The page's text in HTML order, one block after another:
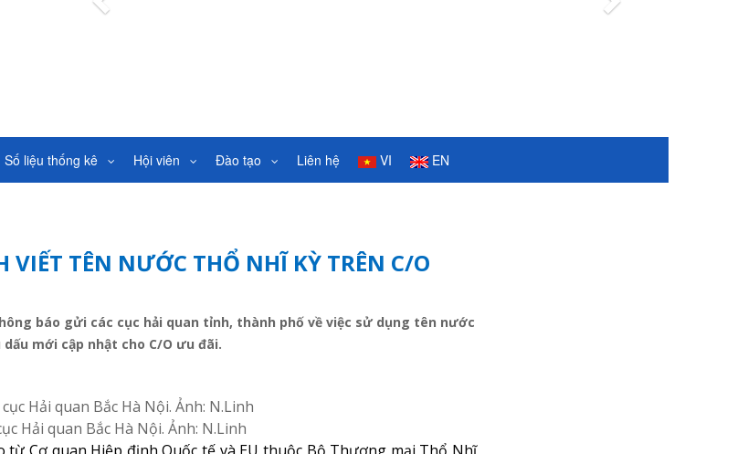
Previous Next
Số liệu thống kê Hội viên Đào tạo Liên hệ VI EN
VIẾT TÊN NƯỚC THỔ NHĨ KỲ TRÊN C/O
báo gửi các cục hải quan tỉnh, thành phố về việc sử dụng tên nước
mới cập nhật cho C/O ưu đãi.
Hải quan Bắc Hà Nội. Ảnh: N.Linh